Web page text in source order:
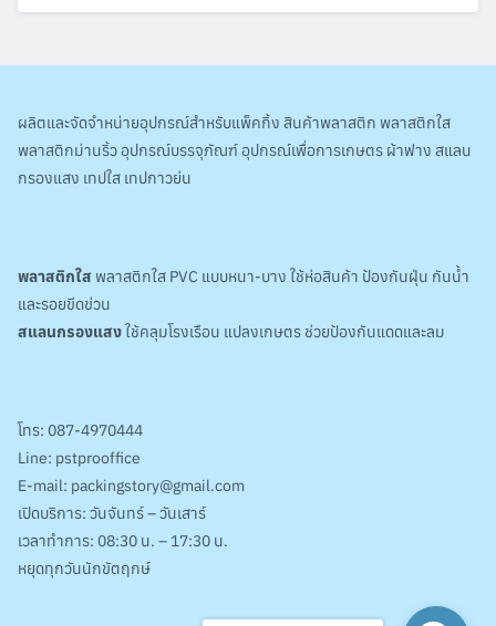
ผลิตและจัดจำหน่ายอุปกรณ์สำหรับแพ็คกิ้ง สินค้าพลาสติก พลาสติกใส
พลาสติกม่านริ้ว อุปกรณ์บรรจุภัณฑ์ อุปกรณ์เพื่อการเกษตร ผ้าฟาง สแลน
กรองแสง เทปใส เทปกาวย่น
พลาสติกใส พลาสติกใส PVC แบบหนา-บาง ใช้ห่อสินค้า ป้องกันฝุ่น กันน้ำ
และรอยขีดข่วน
สแลนกรองแสงใช้คลุมโรงเรือน แปลงเกษตร ช่วยป้องกันแดดและลม
โทร: 087-4970444
Line: pstprooffice
E-mail: packingstory@gmail.com
เปิดบริการ: วันจันทร์ – วันเสาร์
เวลาทำการ: 08:30 น. – 17:30 น.
หยุดทุกวันนักขัตฤกษ์